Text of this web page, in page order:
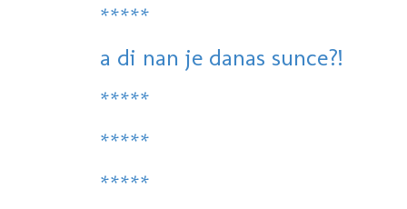
*****
a di nan je danas sunce?!
*****
*****
*****